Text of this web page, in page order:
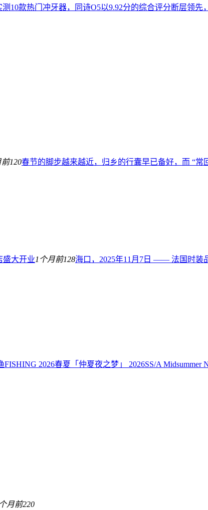
测10款热门冲牙器，同诗O5以9.92分的综合评分断层领
前120春节的脚步越来越近，归乡的行囊早已备好，而 “
盛大开业1个月前128海口，2025年11月7日 —— 法国时装
FISHING 2026春夏「仲夏夜之梦」 2026SS/A
月前220